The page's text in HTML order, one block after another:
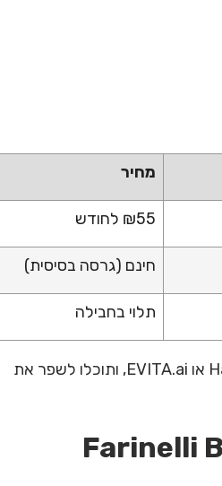
מחיר
₪55 לחודש
חינם (גרסה בסיסית)
תלוי בחבילה
התחילו באימון נשימה עם AI בעזרת אפליקציות כמו Harmony Helper או EVITA.ai, ותוכלו לשפר את
Farinelli